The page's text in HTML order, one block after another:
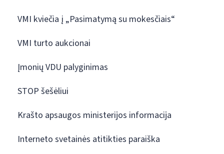
VMI kviečia į „Pasimatymą su mokesčiais“
VMI turto aukcionai
Įmonių VDU palyginimas
STOP šešėliui
Krašto apsaugos ministerijos informacija
Interneto svetainės atitikties paraiška